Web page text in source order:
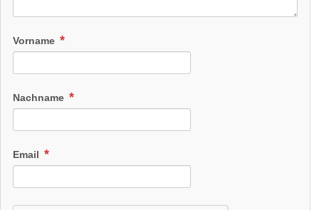
Vorname
Nachname
Email